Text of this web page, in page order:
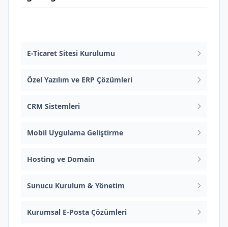
E-Ticaret Sitesi Kurulumu
Özel Yazılım ve ERP Çözümleri
CRM Sistemleri
Mobil Uygulama Geliştirme
Hosting ve Domain
Sunucu Kurulum & Yönetim
Kurumsal E-Posta Çözümleri